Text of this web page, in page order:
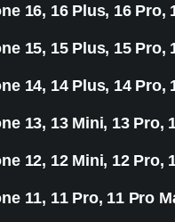
16, 16 Plus, 16 Pro,
15, 15 Plus, 15 Pro,
14, 14 Plus, 14 Pro,
13, 13 Mini, 13 Pro,
12, 12 Mini, 12 Pro,
11, 11 Pro, 11 Pro